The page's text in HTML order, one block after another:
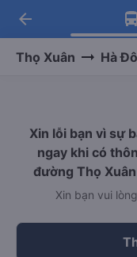
Tải
Nhận
Tải
-30k/
arrow_back
Thọ Xuân Hà
Xin lỗi bạn vì sự
ngay khi có
đường Thọ
Xin bạn vui